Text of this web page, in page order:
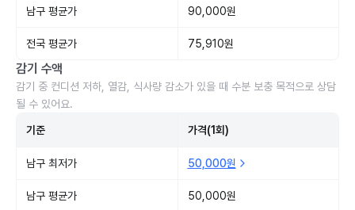
남구 평균가 90,000원
전국 평균가 75,910원
감기 수액
감기 중 컨디션 저하, 열감, 식사량 감소가 있을 때 수분 보충 목적으로 상담
될 수 있어요.
기준 가격(1회)
남구 최저가 50,000원
남구 평균가 50,000원